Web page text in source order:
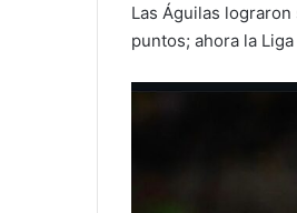
Las Águilas
puntos; ahora la